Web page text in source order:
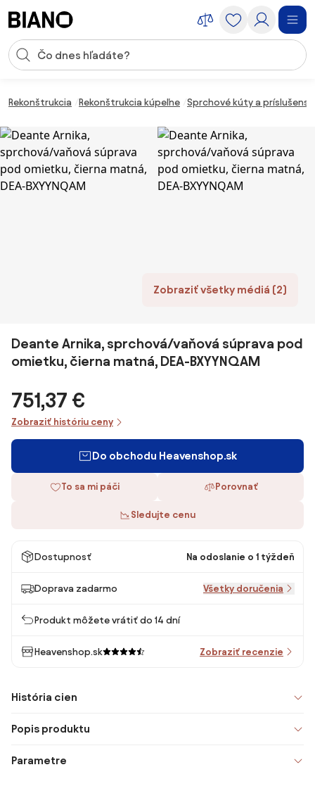
Vstup pre vyhľadávanie
Rekonštrukcia Rekonštrukcia kúpeľne Sprchové kúty a
Zobraziť všetky médiá (2)
Deante Arnika, sprchová/vaňová súprava pod
omietku, čierna matná, DEA-BXYYNQAM
751,37 €
Zobraziť históriu ceny
Do obchodu Heavenshop.sk
To sa mi páči Porovnať
Sledujte cenu
Dostupnosť Na odoslanie o 1 týždeň
Doprava zadarmo Všetky doručenia
Produkt môžete vrátiť do 14 dní
Heavenshop.sk Zobraziť recenzie
História cien
Popis produktu
Parametre